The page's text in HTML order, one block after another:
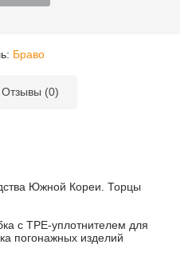
Браво
Отзывы (0)
Южной Кореи. Торцы
с TPE-уплотнителем для
погонажных изделий